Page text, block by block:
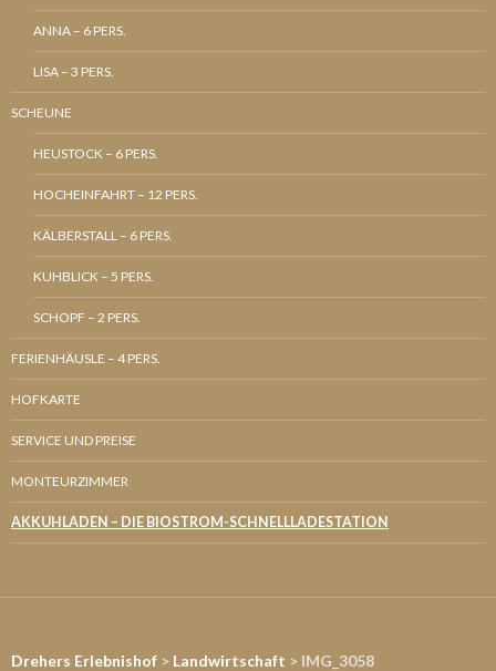
ANNA – 6 PERS.
LISA – 3 PERS.
SCHEUNE
HEUSTOCK – 6 PERS.
HOCHEINFAHRT – 12 PERS.
KÄLBERSTALL – 6 PERS.
KUHBLICK – 5 PERS.
SCHOPF – 2 PERS.
FERIENHÄUSLE – 4 PERS.
HOFKARTE
SERVICE UND PREISE
MONTEURZIMMER
AKKUHLADEN – DIE BIOSTROM-SCHNELLLADESTATION
Drehers Erlebnishof > Landwirtschaft > IMG_3058